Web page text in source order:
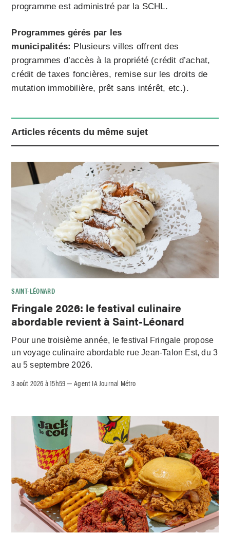
programme est administré par la SCHL.
Programmes gérés par les
municipalités: Plusieurs villes offrent des
programmes d’accès à la propriété (crédit d’achat,
crédit de taxes foncières, remise sur les droits de
mutation immobilière, prêt sans intérêt, etc.).
Articles récents du même sujet
SAINT-LÉONARD
Fringale 2026: le festival culinaire
abordable revient à Saint-Léonard
Pour une troisième année, le festival Fringale propose
un voyage culinaire abordable rue Jean-Talon Est, du 3
au 5 septembre 2026.
3 août 2026 à 15h59 –Agent IA Journal Métro